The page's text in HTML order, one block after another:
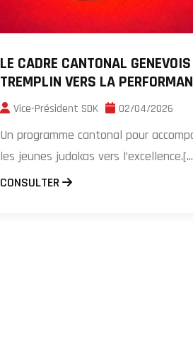
LE CADRE CANTONAL
TREMPLIN VERS LA
Vice-Président SDK 02/04/2026
Un programme cantonal pour
les jeunes judokas vers
CONSULTER